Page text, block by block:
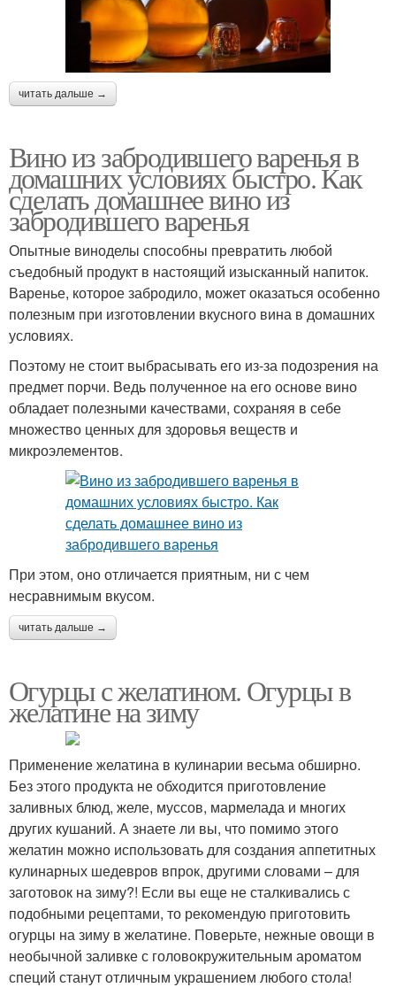
читать дальше →
Вино из забродившего варенья в
домашних условиях быстро. Как
сделать домашнее вино из
забродившего варенья
Опытные виноделы способны превратить любой
съедобный продукт в настоящий изысканный напиток.
Варенье, которое забродило, может оказаться особенно
полезным при изготовлении вкусного вина в домашних
условиях.
Поэтому не стоит выбрасывать его из-за подозрения на
предмет порчи. Ведь полученное на его основе вино
обладает полезными качествами, сохраняя в себе
множество ценных для здоровья веществ и
микроэлементов.
При этом, оно отличается приятным, ни с чем
несравнимым вкусом.
читать дальше →
Огурцы с желатином. Огурцы в
желатине на зиму
Применение желатина в кулинарии весьма обширно.
Без этого продукта не обходится приготовление
заливных блюд, желе, муссов, мармелада и многих
других кушаний. А знаете ли вы, что помимо этого
желатин можно использовать для создания аппетитных
кулинарных шедевров впрок, другими словами – для
заготовок на зиму?! Если вы еще не сталкивались с
подобными рецептами, то рекомендую приготовить
огурцы на зиму в желатине. Поверьте, нежные овощи в
необычной заливке с головокружительным ароматом
специй станут отличным украшением любого стола!